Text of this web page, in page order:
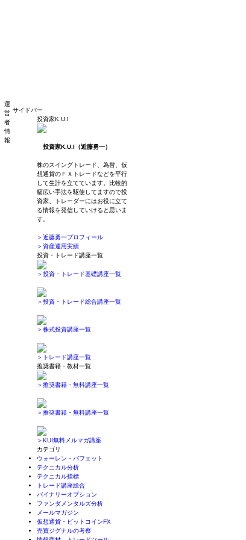
サイドバー
投資家K.U.I
投資家K.U.I（近藤勇一）
株のスイングトレード、為替、仮
想通貨のＦＸトレードなどを平行
して生計を立てています。比較的
幅広い手法を駆使してますので投
資家、トレーダーにはお役に立て
る情報を発信していけると思いま
す。
＞近藤勇一プロフィール
＞資産運用実績
投資・トレード講座一覧
＞投資・トレード基礎講座一覧
＞投資・トレード総合講座一覧
＞株式投資講座一覧
＞トレード講座一覧
推奨書籍・教材一覧
＞推奨書籍・無料講座一覧
＞推奨書籍・無料講座一覧
＞KUI無料メルマガ講座
カテゴリ
ウォーレン・バフェット
テクニカル分析
テクニカル指標
トレード講座総合
バイナリーオプション
ファンダメンタルズ分析
メールマガジン
仮想通貨・ビットコインFX
売買ジグナルの考察
運
営
者
情
報